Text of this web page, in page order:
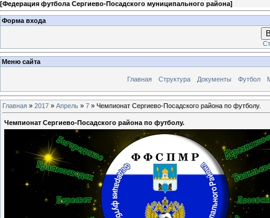
[Федерация футбола Сергиево-Посадского муниципального района]
Форма входа
Меню сайта
Главная Структура Документы Футбол
Главная » 2017 » Апрель » 7 » Чемпионат Сергиево-Посадского района по футболу.
Чемпионат Сергиево-Посадского района по футболу.